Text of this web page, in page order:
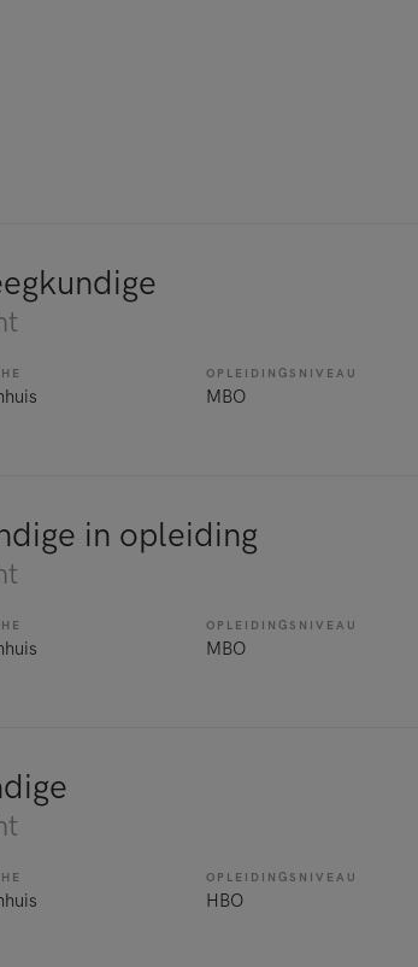
OPLEIDINGSNIVEAU
MBO
in opleiding
OPLEIDINGSNIVEAU
MBO
OPLEIDINGSNIVEAU
HBO